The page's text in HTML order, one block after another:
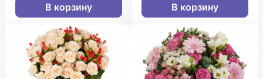
В корзину В корзину